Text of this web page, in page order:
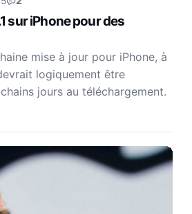
sur iPhone pour des
mise à jour pour iPhone, à
logiquement être
jours au téléchargement.